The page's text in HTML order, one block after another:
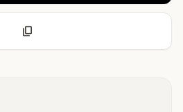
content_copy